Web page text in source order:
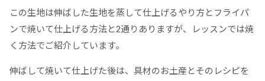
この生地は伸ばした生地を蒸して仕上げるやり方とフライパ
ンで焼いて仕上げる方法と2通りありますが、レッスンでは焼
く方法でご紹介しています。
伸ばして焼いて仕上げた後は、具材のお土産とそのレシピを